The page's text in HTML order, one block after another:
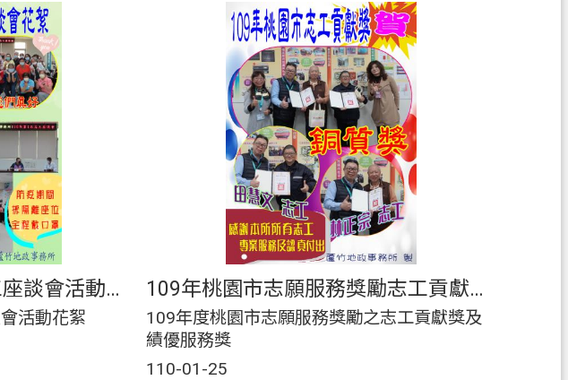
本所110年度第1次志工座談會活動花絮
活動花絮
109年桃園市志願服務獎勵志工貢獻獎花絮
110-01-25
109年度桃園市志願服務獎勵之志工貢獻獎及
績優服務獎